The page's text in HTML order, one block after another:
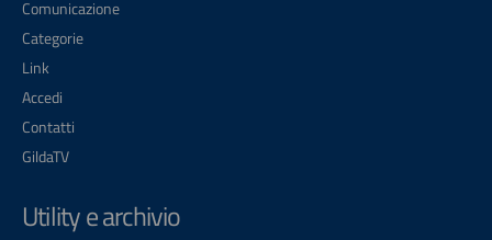
Comunicazione
Categorie
Link
Accedi
Contatti
GildaTV
Utility e archivio